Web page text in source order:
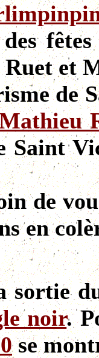
et
de
Saint
de
en
sortie
noir.
se